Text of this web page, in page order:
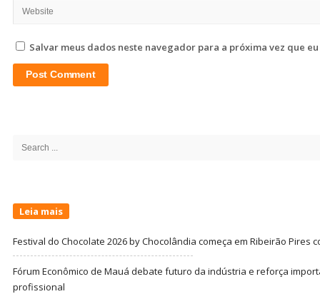
Salvar meus dados neste navegador para a próxima vez que
Search
Leia mais
Festival do Chocolate 2026 by Chocolândia começa em Ribeirão Pires
Fórum Econômico de Mauá debate futuro da indústria e reforça
profissional